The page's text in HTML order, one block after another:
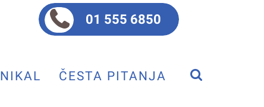
01 555 6850
NIKAL ČESTA PITANJA